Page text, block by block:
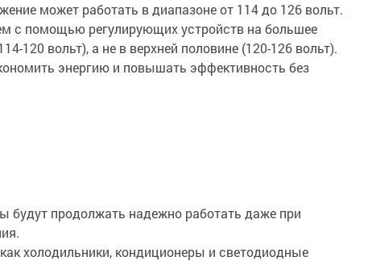
может работать в диапазоне от 114 до 126 вольт.
с помощью регулирующих устройств на большее
120 вольт), а не в верхней половине (120-126 вольт).
энергию и повышать эффективность без
будут продолжать надежно работать даже при
холодильники, кондиционеры и светодиодные